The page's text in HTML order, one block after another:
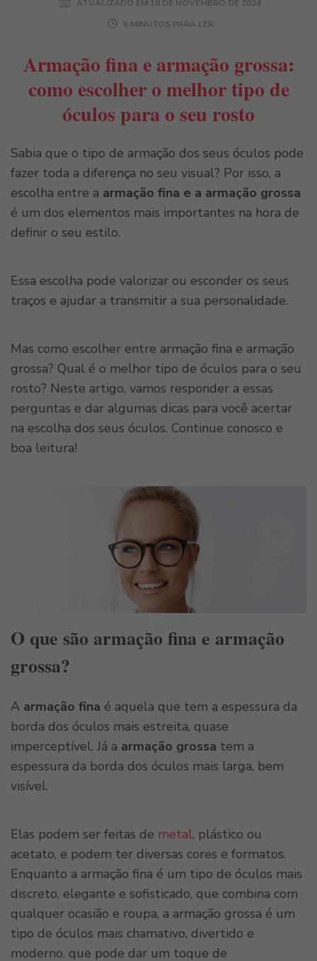
ATUALIZADO EM 18 DE NOVEMBRO DE 2024
5 MINUTOS PARA LER
Armação fina e armação grossa:
como escolher o melhor tipo de
óculos para o seu rosto
Sabia que o tipo de armação dos seus óculos pode
fazer toda a diferença no seu visual? Por isso, a
escolha entre a armação fina e a armação grossa
é um dos elementos mais importantes na hora de
definir o seu estilo.
Essa escolha pode valorizar ou esconder os seus
traços e ajudar a transmitir a sua personalidade.
Mas como escolher entre armação fina e armação
grossa? Qual é o melhor tipo de óculos para o seu
rosto? Neste artigo, vamos responder a essas
perguntas e dar algumas dicas para você acertar
na escolha dos seus óculos. Continue conosco e
boa leitura!
O que são armação fina e armação
grossa?
A armação fina é aquela que tem a espessura da
borda dos óculos mais estreita, quase
imperceptível. Já a armação grossa tem a
espessura da borda dos óculos mais larga, bem
visível.
Elas podem ser feitas de metal, plástico ou
acetato, e podem ter diversas cores e formatos.
Enquanto a armação fina é um tipo de óculos mais
discreto, elegante e sofisticado, que combina com
qualquer ocasião e roupa, a armação grossa é um
tipo de óculos mais chamativo, divertido e
moderno, que pode dar um toque de